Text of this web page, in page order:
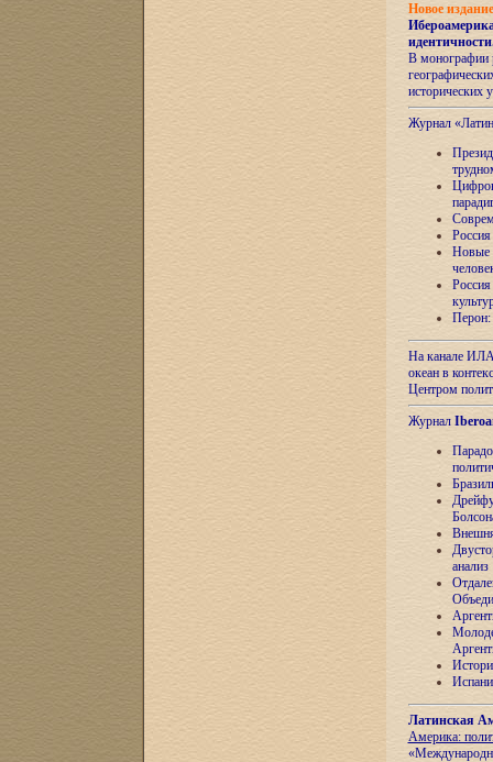
Новое
идентичности
В монографии
исторических
Журнал
Новые
Перон:
На канале
океан в
Центром
Журнал
анализ
Латинская
Америка: